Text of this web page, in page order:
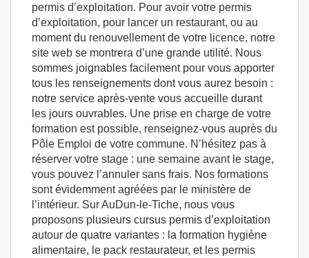
permis d’exploitation. Pour avoir votre permis
d’exploitation, pour lancer un restaurant, ou au
moment du renouvellement de votre licence, notre
site web se montrera d’une grande utilité. Nous
sommes joignables facilement pour vous apporter
tous les renseignements dont vous aurez besoin :
notre service après-vente vous accueille durant
les jours ouvrables. Une prise en charge de votre
formation est possible, renseignez-vous auprès du
Pôle Emploi de votre commune. N’hésitez pas à
réserver votre stage : une semaine avant le stage,
vous pouvez l’annuler sans frais. Nos formations
sont évidemment agréées par le ministère de
l’intérieur. Sur AuDun-le-Tiche, nous vous
proposons plusieurs cursus permis d’exploitation
autour de quatre variantes : la formation hygiène
alimentaire, le pack restaurateur, et les permis